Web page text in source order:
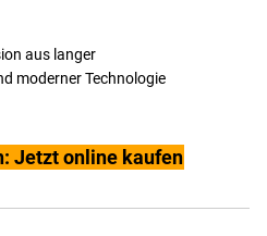
aus langer
moderner Technologie
Jetzt online kaufen